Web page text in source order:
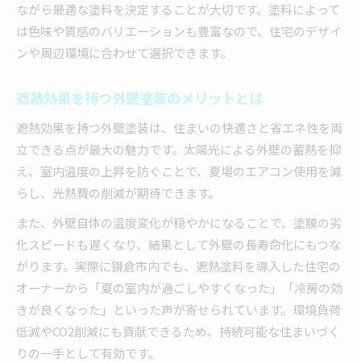
ながら最適な塗料を決定することが大切です。塗料によって
は色味や質感のバリエーションも豊富なので、住宅のデザイ
ンや周辺環境に合わせて選択できます。
遮熱効果を持つ外壁塗装のメリットとは
遮熱効果を持つ外壁塗装は、住まいの快適さと省エネ性を両
立できる点が最大の魅力です。太陽光による外壁の蓄熱を抑
え、室内温度の上昇を防ぐことで、夏場のエアコン使用を減
らし、光熱費の削減が期待できます。
また、外壁自体の温度変化が穏やかになることで、塗膜の劣
化スピードも遅くなり、結果として外壁の長寿命化にもつな
がります。実際に鎌倉市内でも、遮熱塗料を導入した住宅の
オーナーから「夏の室内が過ごしやすくなった」「冷房の効
きが良くなった」といった声が寄せられています。環境負荷
低減やCO2削減にも貢献できるため、持続可能な住まいづく
りの一手として有効です。